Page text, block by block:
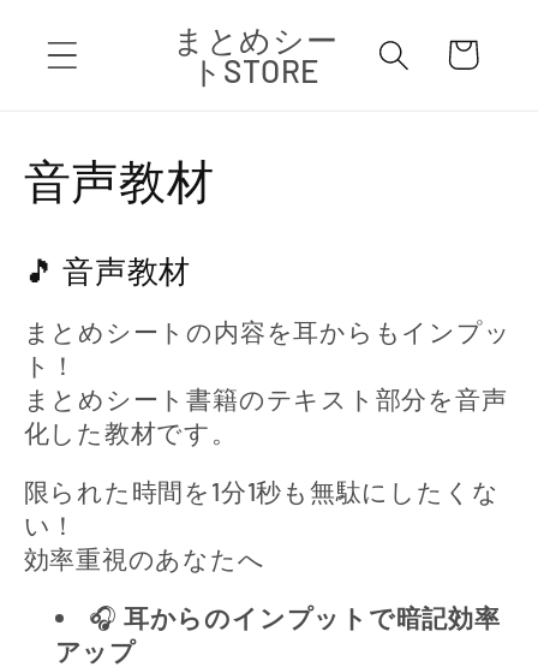
ンツに
進む
まとめシー
トSTORE
ー
コ
ク
シ
ョ
ン
:
音声教材
🎵 音声教材
まとめシートの内容を耳からもインプッ
ト！
まとめシート書籍のテキスト部分を音声
化した教材です。
限られた時間を1分1秒も無駄にしたくな
い！
効率重視のあなたへ
🎧 耳からのインプットで暗記効率
アップ